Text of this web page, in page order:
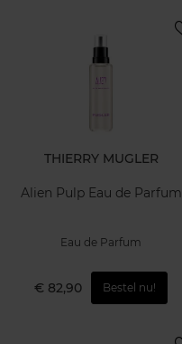
THIERRY MUGLER
Alien Pulp Eau de Parfum
Eau de Parfum
€ 82,90 Bestel nu!